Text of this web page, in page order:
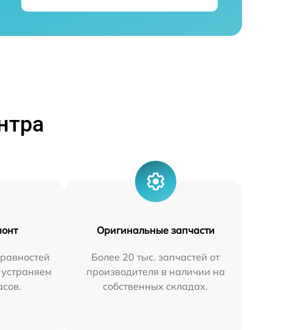
Оригинальные запчасти
Более 20 тыс. запчастей от
производителя в наличии на
собственных складах.